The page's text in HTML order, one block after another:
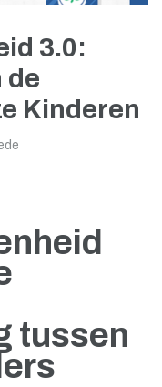
3.0:
de
Kinderen
tussen